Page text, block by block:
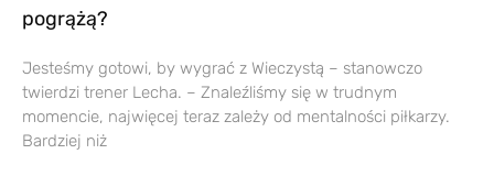
pogrążą?
Jesteśmy gotowi, by wygrać z Wieczystą – stanowczo
twierdzi trener Lecha. – Znaleźliśmy się w trudnym
momencie, najwięcej teraz zależy od mentalności piłkarzy.
Bardziej niż